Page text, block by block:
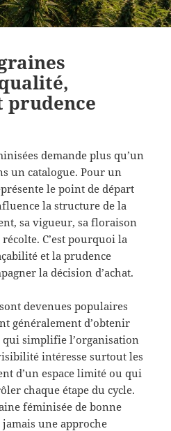
demande plus qu’un
un catalogue. Pour un
le point de départ
la structure de la
sa vigueur, sa floraison
C’est pourquoi la
et la prudence
la décision d’achat.
devenues populaires
généralement d’obtenir
qui simplifie l’organisation
intéresse surtout les
d’un espace limité ou qui
chaque étape du cycle.
féminisée de bonne
une approche